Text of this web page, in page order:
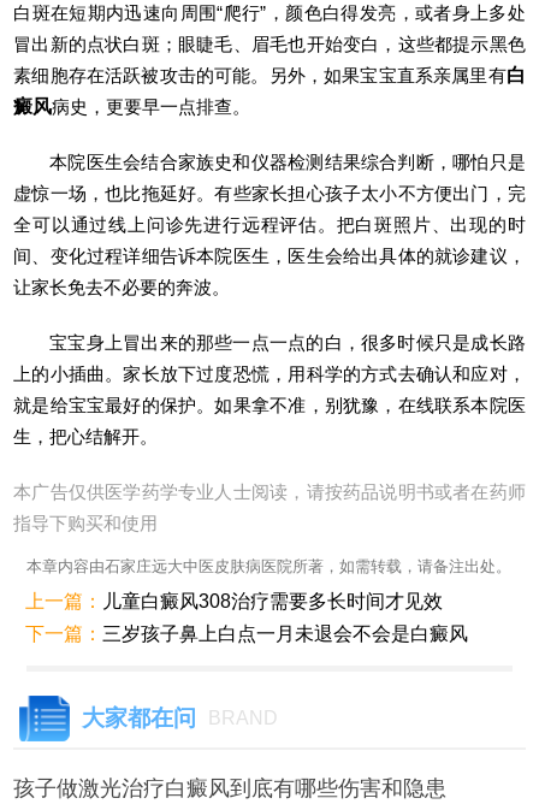
白斑在短期内迅速向周围“爬行”，颜色白得发亮，或者身上多处
冒出新的点状白斑；眼睫毛、眉毛也开始变白，这些都提示黑色
素细胞存在活跃被攻击的可能。另外，如果宝宝直系亲属里有白
癜风病史，更要早一点排查。
本院医生会结合家族史和仪器检测结果综合判断，哪怕只是
虚惊一场，也比拖延好。有些家长担心孩子太小不方便出门，完
全可以通过线上问诊先进行远程评估。把白斑照片、出现的时
间、变化过程详细告诉本院医生，医生会给出具体的就诊建议，
让家长免去不必要的奔波。
宝宝身上冒出来的那些一点一点的白，很多时候只是成长路
上的小插曲。家长放下过度恐慌，用科学的方式去确认和应对，
就是给宝宝最好的保护。如果拿不准，别犹豫，在线联系本院医
生，把心结解开。
本广告仅供医学药学专业人士阅读，请按药品说明书或者在药师
指导下购买和使用
本章内容由石家庄远大中医皮肤病医院所著，如需转载，请备注出处。
上一篇：
儿童白癜风308治疗需要多长时间才见效
下一篇： 三岁孩子鼻上白点一月未退会不会是白癜风
大家都在问 BRAND
孩子做激光治疗白癜风到底有哪些伤害和隐患